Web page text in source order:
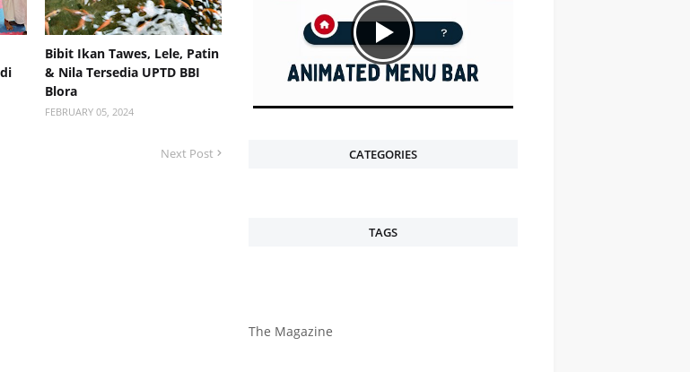
Bibit Ikan Tawes, Lele, Patin
& Nila Tersedia UPTD BBI
Blora
FEBRUARY 05, 2024
Next Post CATEGORIES
TAGS
The Magazine